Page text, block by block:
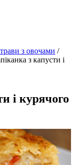
з овочами /
з капусти і
і курячого